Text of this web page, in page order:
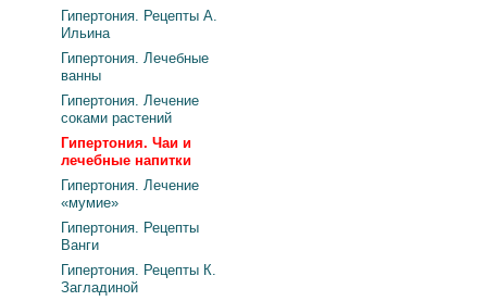
Гипертония. Рецепты А.
Ильина
Гипертония. Лечебные
ванны
Гипертония. Лечение
соками растений
Гипертония. Чаи и
лечебные напитки
Гипертония. Лечение
«мумие»
Гипертония. Рецепты
Ванги
Гипертония. Рецепты К.
Загладиной